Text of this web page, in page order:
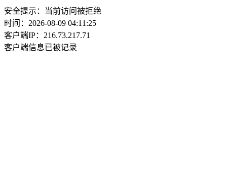
安全提示：当前访问被拒绝
时间：2026-08-09 04:11:25
客户端IP：216.73.217.71
客户端信息已被记录